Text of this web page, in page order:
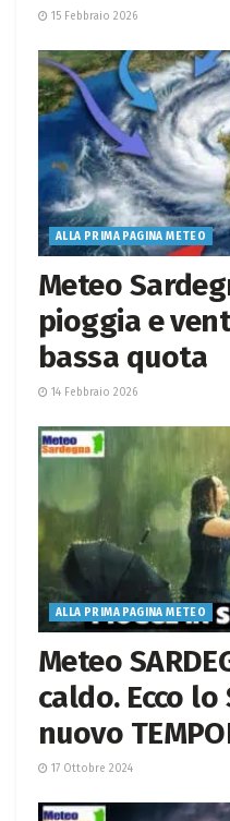
15 Febbraio 2026
ALLA PRIMA PAGINA METEO
Meteo
pioggia e
bassa quota
14 Febbraio 2026
ALLA PRIMA PAGINA METEO
Meteo
caldo. Ecco lo
nuovo
17 Ottobre 2024